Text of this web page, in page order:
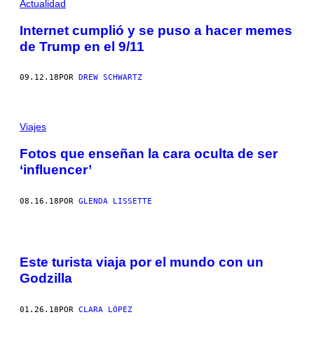
Actualidad
Internet cumplió y se puso a hacer memes
de Trump en el 9/11
09.12.18 POR DREW SCHWARTZ
Viajes
Fotos que enseñan la cara oculta de ser
‘influencer’
08.16.18POR GLENDA LISSETTE
Este turista viaja por el mundo con un
Godzilla
01.26.18POR CLARA LÓPEZ